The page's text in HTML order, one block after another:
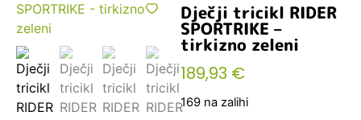
Dječji tricikl RIDER
SPORTRIKE –
tirkizno zeleni
189,93 €
169 na zalihi